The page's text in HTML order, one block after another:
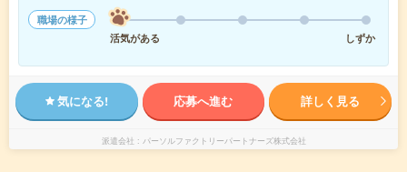
職場の様子
活気がある
しずか
気になる! 応募へ進む 詳しく見る
派遣会社 パーソルファクトリーパートナーズ株式会社